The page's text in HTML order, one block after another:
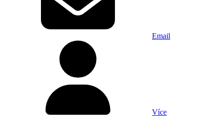
Email
Více